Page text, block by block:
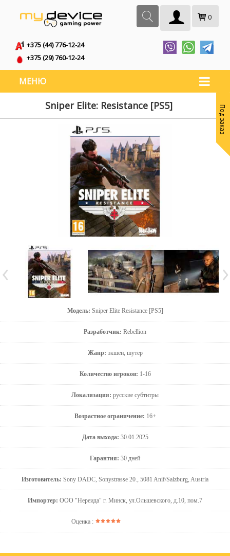
0
+375 (44) 776-12-24
+375 (29) 760-12-24
МЕНЮ
Sniper Elite: Resistance [PS5]
Модель: Sniper Elite Resistance [PS5]
Разработчик: Rebellion
Жанр: экшен, шутер
Количество игроков: 1-16
Локализация: русские субтитры
Возрастное ограничение: 16+
Дата выхода: 30.01.2025
Гарантия: 30 дней
Изготовитель: Sony DADC, Sonystrasse 20., 5081 Anif/Salzburg, Austria
Импортер: ООО "Нереида" г. Минск, ул.Ольшевского, д.10, пом.7
Оценка :
Под заказ